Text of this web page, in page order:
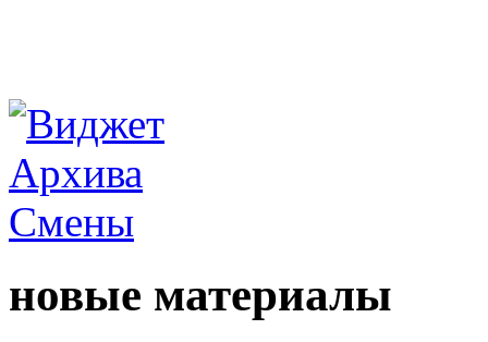
новые материалы